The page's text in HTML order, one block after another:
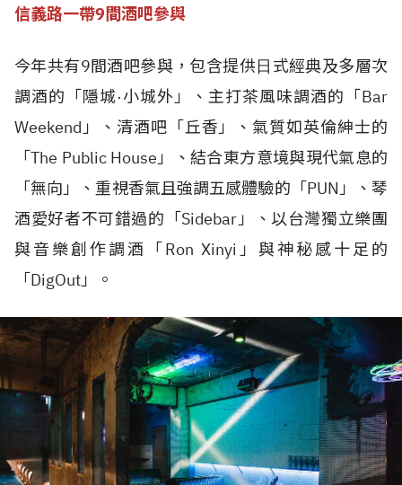
信義路一帶9間酒吧參與
今年共有9間酒吧參與，包含提供⽇式經典及多層次
調酒的「隱城·小城外」、主打茶風味調酒的「Bar
Weekend」、清酒吧「丘香」、氣質如英倫紳士的
「The Public House」、結合東方意境與現代氣息的
「無向」、重視香氣且強調五感體驗的「PUN」、琴
酒愛好者不可錯過的「Sidebar」、以台灣獨立樂團
與音樂創作調酒「Ron Xinyi」與神秘感十足的
「DigOut」。